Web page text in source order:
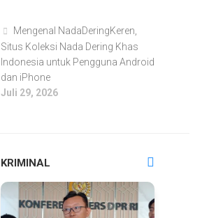
Mengenal NadaDeringKeren,
Situs Koleksi Nada Dering Khas
Indonesia untuk Pengguna Android
dan iPhone
Juli 29, 2026
KRIMINAL